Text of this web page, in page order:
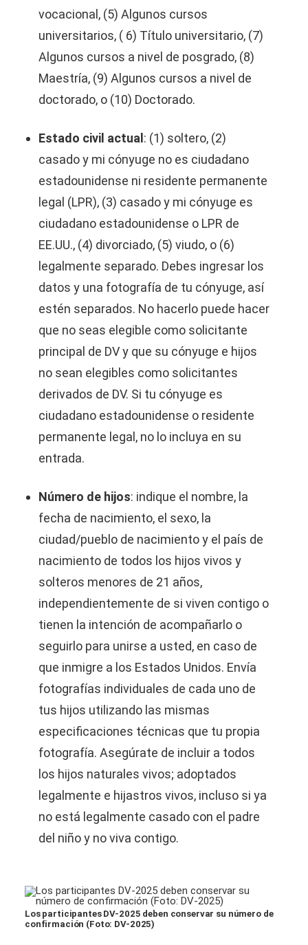
vocacional, (5) Algunos cursos
universitarios, ( 6) Título universitario, (7)
Algunos cursos a nivel de posgrado, (8)
Maestría, (9) Algunos cursos a nivel de
doctorado, o (10) Doctorado.
Estado civil actual : (1) soltero, (2)
casado y mi cónyuge no es ciudadano
estadounidense ni residente permanente
legal (LPR), (3) casado y mi cónyuge es
ciudadano estadounidense o LPR de
EE.UU., (4) divorciado, (5) viudo, o (6)
legalmente separado. Debes ingresar los
datos y una fotografía de tu cónyuge, así
estén separados. No hacerlo puede hacer
que no seas elegible como solicitante
principal de DV y que su cónyuge e hijos
no sean elegibles como solicitantes
derivados de DV. Si tu cónyuge es
ciudadano estadounidense o residente
permanente legal, no lo incluya en su
entrada.
Número de hijos: indique el nombre, la
fecha de nacimiento, el sexo, la
ciudad/pueblo de nacimiento y el país de
nacimiento de todos los hijos vivos y
solteros menores de 21 años,
independientemente de si viven contigo o
tienen la intención de acompañarlo o
seguirlo para unirse a usted, en caso de
que inmigre a los Estados Unidos. Envía
fotografías individuales de cada uno de
tus hijos utilizando las mismas
especificaciones técnicas que tu propia
fotografía. Asegúrate de incluir a todos
los hijos naturales vivos; adoptados
legalmente e hijastros vivos, incluso si ya
no está legalmente casado con el padre
del niño y no viva contigo.
Los participantes DV-2025 deben conservar su número de
confirmación (Foto: DV-2025)